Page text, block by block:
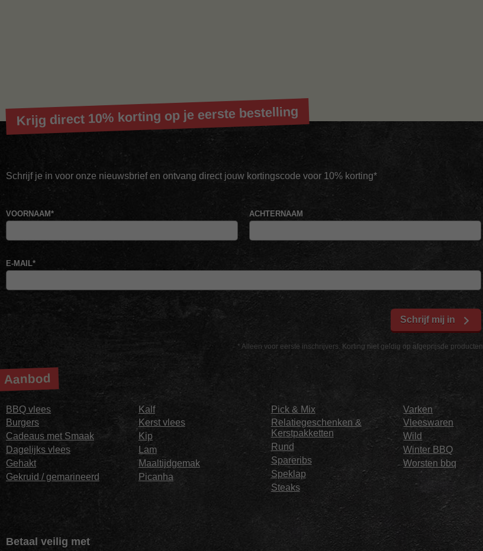
Krijg direct 10% korting op je eerste bestelling
Schrijf je in voor onze nieuwsbrief en ontvang direct jouw kortingscode voor 10% korting*
* Alleen voor eerste inschrijvers. Korting niet geldig op afgeprijsde producten
VOORNAAM* ACHTERNAAM
E-MAIL*
Schrijf mij in
Aanbod
BBQ vlees
Burgers
Cadeaus met Smaak
Dagelijks vlees
Gehakt
Gekruid / gemarineerd
Kalf
Kerst vlees
Kip
Lam
Maaltijdgemak
Picanha
Pick & Mix
Relatiegeschenken &
Kerstpakketten
Rund
Spareribs
Speklap
Steaks
Varken
Vleeswaren
Wild
Winter BBQ
Worsten bbq
Betaal veilig met